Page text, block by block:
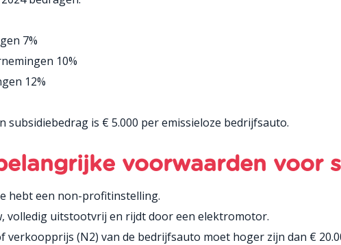
7%
10%
12%
subsidiebedrag is € 5.000 per emissieloze bedrijfsauto.
voorwaarden voor
hebt een non-profitinstelling.
volledig uitstootvrij en rijdt door een elektromotor.
verkoopprijs (N2) van de bedrijfsauto moet hoger zijn dan €